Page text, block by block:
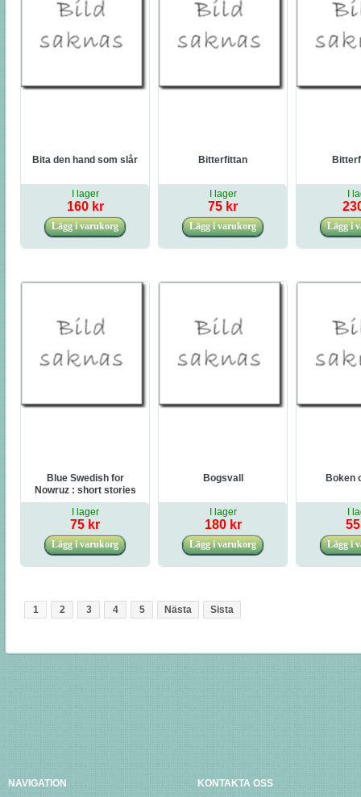
Bita den hand som slår
I lager
160 kr
Bitterfittan
I lager
75 kr
I
Blue Swedish for
Nowruz : short stories
from Sweden
I lager
75 kr
Bogsvall
I lager
180 kr
Boken
I
1 2 3 4 5 Nästa Sista
NAVIGATION KONTAKTA OSS